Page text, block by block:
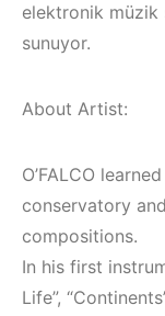
/
/
/
ve
elektronik müzik
sunuyor.
About Artist:
O’FALCO
conservatory
compositions.
In his first
Life”,